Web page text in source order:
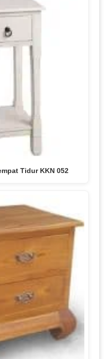
Tidur KKN 052